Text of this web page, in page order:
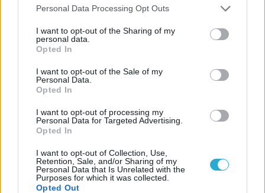
Please note that this website/app uses one or more Google
not limited to your visit or usage behaviour. You may click to
grant or deny consent to Google and its third-party tags to
use your data for below specified purposes in below Google
consent section.
Personal Data Processing Opt Outs
I want to opt-out of the Sharing of my
personal data.
Opted In
I want to opt-out of the Sale of my
Personal Data.
Opted In
I want to opt-out of processing my
Personal Data for Targeted Advertising.
Opted In
I want to opt-out of Collection, Use,
Retention, Sale, and/or Sharing of my
Personal Data that Is Unrelated with the
Purposes for which it was collected.
Opted Out
Από την Περούτζια του 2000
στο σήμερα: Tο τρίτο
ευρωπαϊκό ραντεβού του
ΗΛΙΑΣ ΠΑΠΑΪΩΑΝΝΟΥ
08/03/2026
Α.Ο. Θήρας